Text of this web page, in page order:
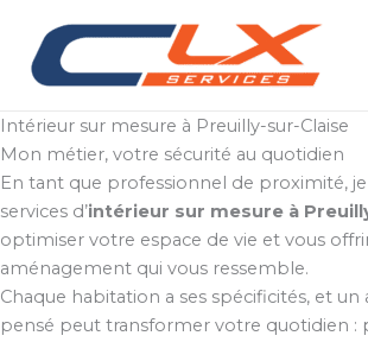
contenu
Intérieur sur mesure à Preuilly-sur-Claise
Mon métier, votre sécurité au quotidien
En tant que professionnel de proximité,
services d’intérieur sur mesure à
optimiser votre espace de vie et vous
aménagement qui vous ressemble.
Chaque habitation a ses spécificités, et
pensé peut transformer votre quotidien :